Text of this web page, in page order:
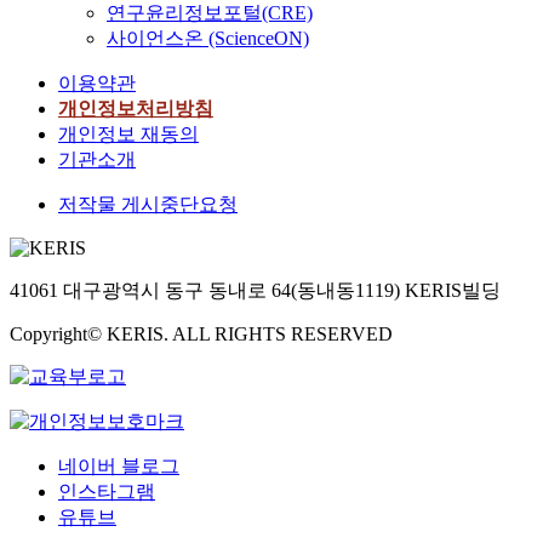
연구윤리정보포털(CRE)
사이언스온 (ScienceON)
이용약관
개인정보처리방침
개인정보 재동의
기관소개
저작물 게시중단요청
41061 대구광역시 동구 동내로 64(동내동1119) KERIS빌딩
Copyright© KERIS. ALL RIGHTS RESERVED
네이버 블로그
인스타그램
유튜브